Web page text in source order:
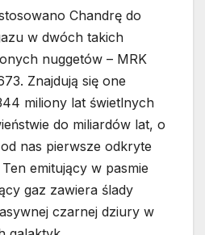
Chandrę do
w dwóch takich
nuggetów – MRK
Znajdują się one
miliony lat świetlnych
do miliardów lat, o
nas pierwsze odkryte
emitujący w pasmie
gaz zawiera ślady
czarnej dziury w